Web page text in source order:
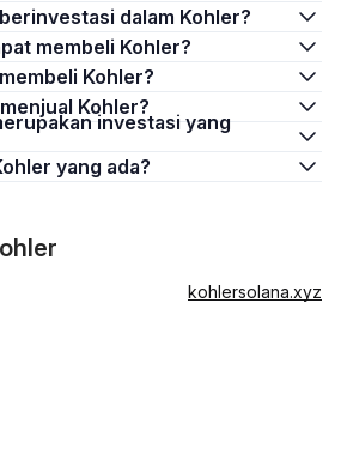
berinvestasi dalam Kohler?
membeli Kohler?
membeli Kohler?
menjual Kohler?
yang ada?
kohlersolana.xyz